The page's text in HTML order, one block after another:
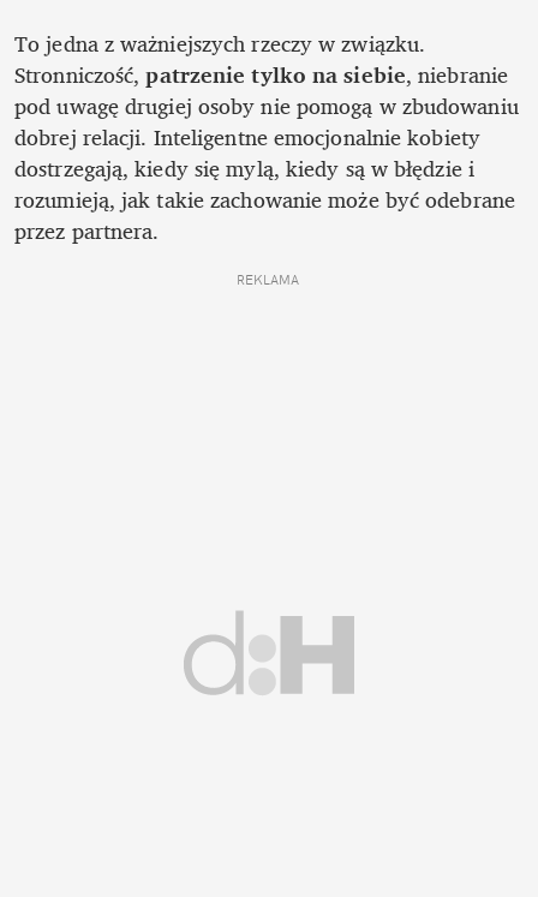
To jedna z ważniejszych rzeczy w związku.
Stronniczość, patrzenie tylko na siebie, niebranie
pod uwagę drugiej osoby nie pomogą w zbudowaniu
dobrej relacji. Inteligentne emocjonalnie kobiety
dostrzegają, kiedy się mylą, kiedy są w błędzie i
rozumieją, jak takie zachowanie może być odebrane
przez partnera.
REKLAMA